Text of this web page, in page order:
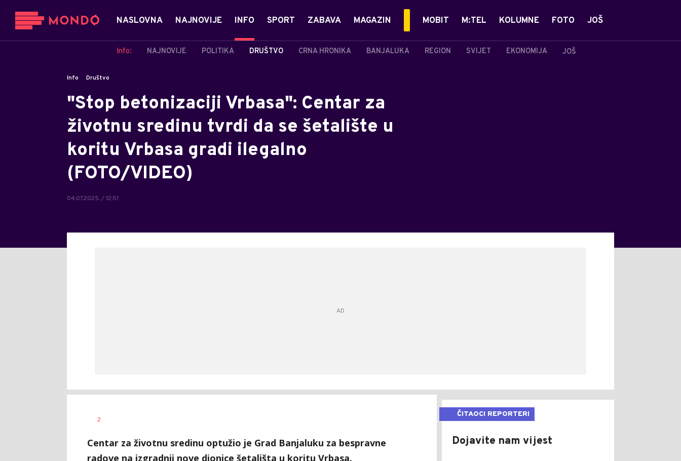
NASLOVNA NAJNOVIJE INFO
Info: NAJNOVIJE POLITIKA DRUŠTVO CRNA HRONIKA BANJALUKA REGION SVIJET EKONOMIJA JOŠ
SPORT ZABAVA MAGAZIN MOBIT M:TEL KOLUMNE FOTO JOŠ
Info Društvo
"Stop betonizaciji Vrbasa": Centar za
životnu sredinu tvrdi da se šetalište u
koritu Vrbasa gradi ilegalno
(FOTO/VIDEO)
04.07.2025. / 12:51
AUTOR
2
Centar za životnu sredinu optužio je Grad Banjaluku za bespravne
radove na izgradnji nove dionice šetališta u koritu Vrbasa.
ČITAOCI REPORTERI
Dojavite nam vijest